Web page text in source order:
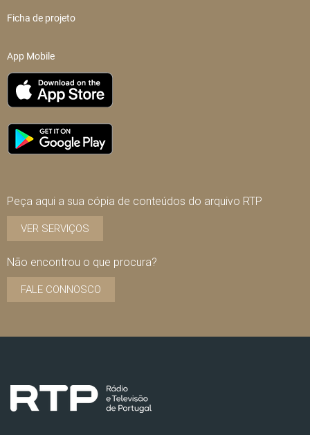
Ficha de projeto
App Mobile
Peça aqui a sua cópia de conteúdos do arquivo RTP
VER SERVIÇOS
Não encontrou o que procura?
FALE CONNOSCO